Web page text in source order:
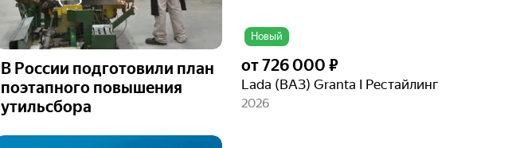
В России подготовили план
поэтапного повышения
утильсбора
Новый
от726 000 ₽
Lada (ВАЗ) Granta I Рестайлинг
2026